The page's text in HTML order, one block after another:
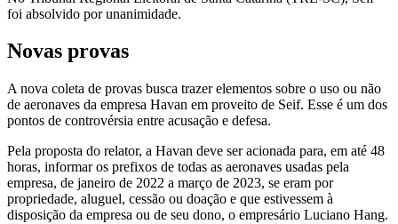
foi absolvido por unanimidade.
Novas provas
A nova coleta de provas busca trazer elementos sobre o uso ou não
de aeronaves da empresa Havan em proveito de Seif. Esse é um dos
pontos de controvérsia entre acusação e defesa.
Pela proposta do relator, a Havan deve ser acionada para, em até 48
horas, informar os prefixos de todas as aeronaves usadas pela
empresa, de janeiro de 2022 a março de 2023, se eram por
propriedade, aluguel, cessão ou doação e que estivessem à
disposição da empresa ou de seu dono, o empresário Luciano Hang.